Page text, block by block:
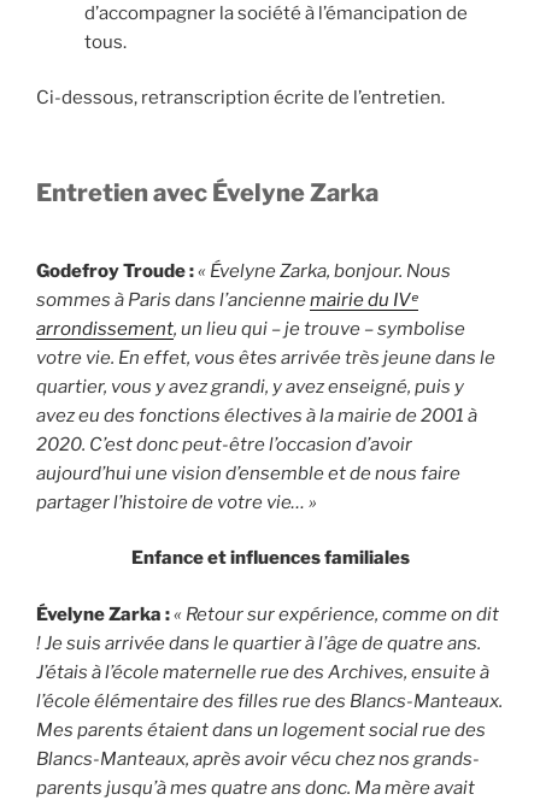
d’accompagner la société à l’émancipation de
tous.
Ci-dessous, retranscription écrite de l’entretien.
Entretien avec Évelyne Zarka
Godefroy Troude :« Évelyne Zarka, bonjour. Nous
sommes à Paris dans l’anciennemairie du IVᵉ
arrondissement, un lieu qui – je trouve – symbolise
votre vie. En effet, vous êtes arrivée très jeune dans le
quartier, vous y avez grandi, y avez enseigné, puis y
avez eu des fonctions électives à la mairie de 2001 à
2020. C’est donc peut-être l’occasion d’avoir
aujourd’hui une vision d’ensemble et de nous faire
partager l’histoire de votre vie… »
Enfance et influences familiales
Évelyne Zarka :« Retour sur expérience, comme on dit
! Je suis arrivée dans le quartier à l’âge de quatre ans.
J’étais à l’école maternelle rue des Archives, ensuite à
l’école élémentaire des filles rue des Blancs-Manteaux.
Mes parents étaient dans un logement social rue des
Blancs-Manteaux, après avoir vécu chez nos grands-
parents jusqu’à mes quatre ans donc. Ma mère avait